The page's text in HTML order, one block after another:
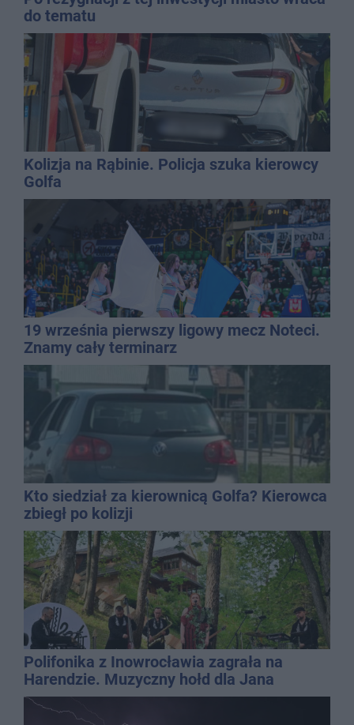
do tematu
Kolizja na Rąbinie. Policja szuka kierowcy
Golfa
19 września pierwszy ligowy mecz Noteci.
Znamy cały terminarz
Kto siedział za kierownicą Golfa? Kierowca
zbiegł po kolizji
Polifonika z Inowrocławia zagrała na
Harendzie. Muzyczny hołd dla Jana
Kasprowicza